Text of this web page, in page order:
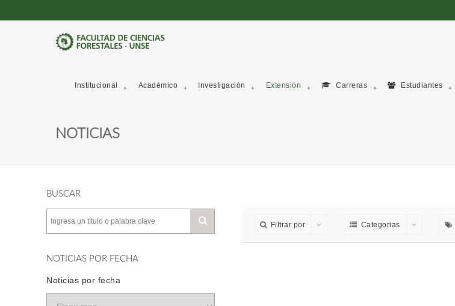
Institucional Académico Investigación Extensión Carreras Estudiantes
NOTICIAS
BUSCAR
NOTICIAS POR FECHA
Noticias por fecha
Filtrar por Categorias